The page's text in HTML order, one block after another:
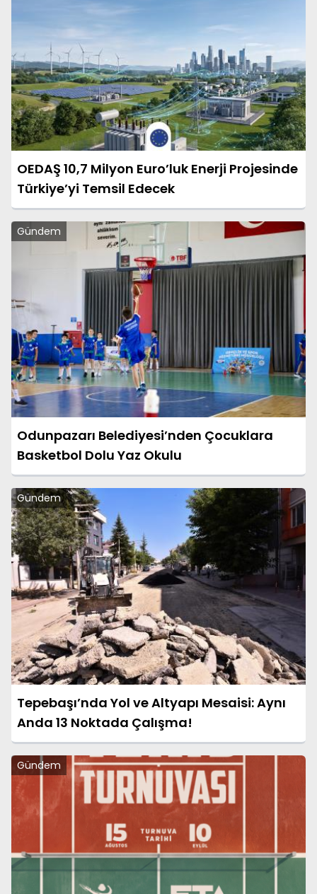
OEDAŞ 10,7 Milyon Euro’luk Enerji Projesinde
Türkiye’yi Temsil Edecek
Gündem
Odunpazarı Belediyesi’nden Çocuklara
Basketbol Dolu Yaz Okulu
Gündem
Tepebaşı’nda Yol ve Altyapı Mesaisi: Aynı
Anda 13 Noktada Çalışma!
Gündem